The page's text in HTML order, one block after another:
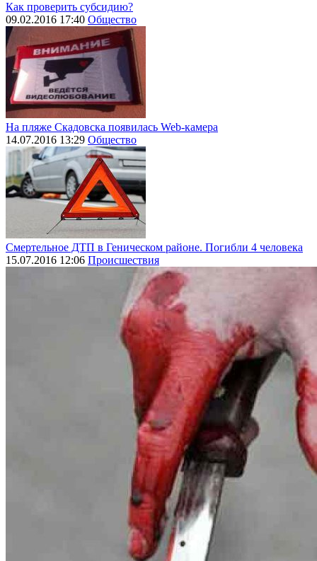
Как проверить субсидию?
09.02.2016 17:40 Общество
На пляже Скадовска появилась Web-камера
14.07.2016 13:29 Общество
Смертельное ДТП в Геническом районе. Погибли 4 человека
15.07.2016 12:06 Происшествия